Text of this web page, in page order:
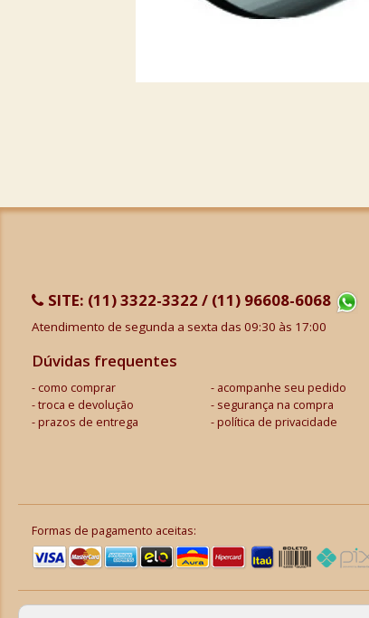
SITE: (11) 3322-3322 / (11) 96608-6068
Atendimento de segunda a sexta das 09:30 às 17:00
Dúvidas frequentes
como comprar
acompanhe seu pedido
troca e devolução
segurança na compra
prazos de entrega
política de privacidade
Formas de pagamento aceitas: